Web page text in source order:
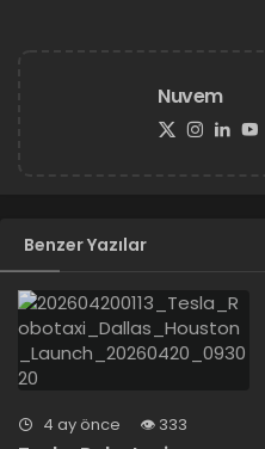
Nuvem
Benzer Yazılar
4 ay önce 333